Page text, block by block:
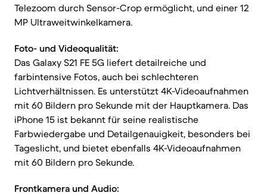
Telezoom durch Sensor-Crop ermöglicht, und einer 12
MP Ultraweitwinkelkamera.
Foto- und Videoqualität:
Das Galaxy S21 FE 5G liefert detailreiche und
farbintensive Fotos, auch bei schlechteren
Lichtverhältnissen. Es unterstützt 4K-Videoaufnahmen
mit 60 Bildern pro Sekunde mit der Hauptkamera. Das
iPhone 15 ist bekannt für seine realistische
Farbwiedergabe und Detailgenauigkeit, besonders bei
Tageslicht, und bietet ebenfalls 4K-Videoaufnahmen
mit 60 Bildern pro Sekunde.
Frontkamera und Audio: